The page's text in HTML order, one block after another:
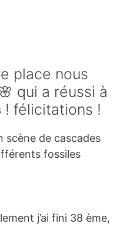
place nous
qui a réussi à
! félicitations !
scène de cascades
fossiles
j’ai fini 38 ème,